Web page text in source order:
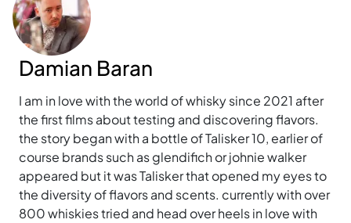
Damian Baran
I am in love with the world of whisky since 2021 after
the first films about testing and discovering flavors.
the story began with a bottle of Talisker 10, earlier of
course brands such as glendifich or johnie walker
appeared but it was Talisker that opened my eyes to
the diversity of flavors and scents. currently with over
800 whiskies tried and head over heels in love with